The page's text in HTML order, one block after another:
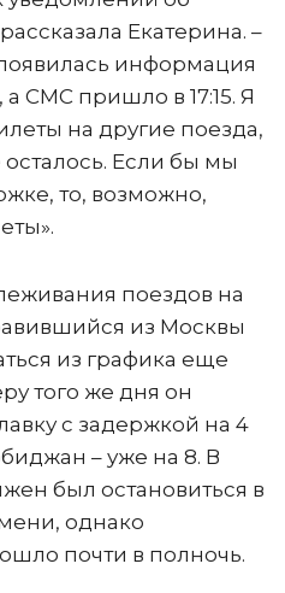
Екатерина. –
появилась информация
СМС пришло в 17:15. Я
на другие поезда,
Если бы мы
то, возможно,
поездов на
из Москвы
из графика еще
того же дня он
с задержкой на 4
– уже на 8. В
был остановиться в
однако
почти в полночь.